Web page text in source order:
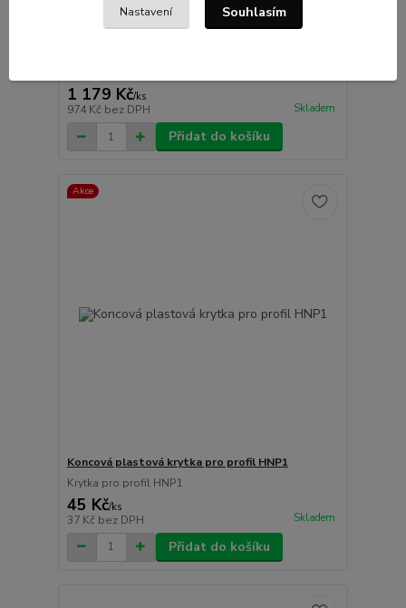
1 179 Kč/ks
974 Kč bez DPH Skladem
Přidat do košíku
Akce
Koncová plastová krytka pro profil HNP1
Krytka pro profil HNP1
45 Kč/ks
37 Kč bez DPH Skladem
Přidat do košíku
Nastavení Souhlasím